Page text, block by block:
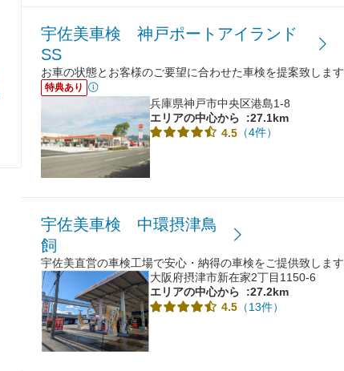
宇佐美車検 神戸ポートアイランド
SS
お車の状態とお客様のご要望に合わせた車検を提案致します
特典あり
兵庫県神戸市中央区港島1-8
エリアの中心から
:27.1km
4.5 （4件）
宇佐美車検 中環摂津鳥
飼
宇佐美直営の車検工場で安心・納得の車検をご提供致します
大阪府摂津市新在家2丁目1150-6
エリアの中心から
:27.2km
4.5 （13件）